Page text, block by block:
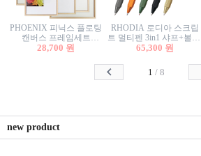
PHOENIX 피닉스 플로팅
캔버스 프레임세트
50x50cm/액자캔버스/인테
28,700 원
RHODIA 로디아 스크립
트 멀티펜 3in1 샤프+볼펜/
무광택 알루미늄 육각배
65,300 원
1 / 8
new product